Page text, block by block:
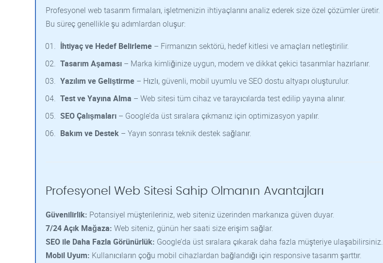
Profesyonel web tasarım firmaları, işletmenizin ihtiyaçlarını analiz ederek size özel çözümler üretir.
Bu süreç genellikle şu adımlardan oluşur:
İhtiyaç ve Hedef Belirleme – Firmanızın sektörü, hedef kitlesi ve amaçları netleştirilir.
Tasarım Aşaması – Marka kimliğinize uygun, modern ve dikkat çekici tasarımlar hazırlanır.
Yazılım ve Geliştirme – Hızlı, güvenli, mobil uyumlu ve SEO dostu altyapı oluşturulur.
Test ve Yayına Alma – Web sitesi tüm cihaz ve tarayıcılarda test edilip yayına alınır.
SEO Çalışmaları – Google’da üst sıralara çıkmanız için optimizasyon yapılır.
Bakım ve Destek – Yayın sonrası teknik destek sağlanır.
Profesyonel Web Sitesi Sahip Olmanın Avantajları
Güvenilirlik: Potansiyel müşterileriniz, web siteniz üzerinden markanıza güven duyar.
7/24 Açık Mağaza: Web siteniz, günün her saati size erişim sağlar.
SEO ile Daha Fazla Görünürlük: Google’da üst sıralara çıkarak daha fazla müşteriye ulaşabilirsiniz.
Mobil Uyum: Kullanıcıların çoğu mobil cihazlardan bağlandığı için responsive tasarım şarttır.